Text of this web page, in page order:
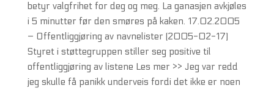
betyr valgfrihet for deg og meg. La ganasjen avkjøles
i 5 minutter før den smøres på kaken. 17.02.2005
– Offentliggjøring av navnelister (2005-02-17)
Styret i støttegruppen stiller seg positive til
offentliggjøring av listene Les mer >> Jeg var redd
jeg skulle få panikk underveis fordi det ikke er noen